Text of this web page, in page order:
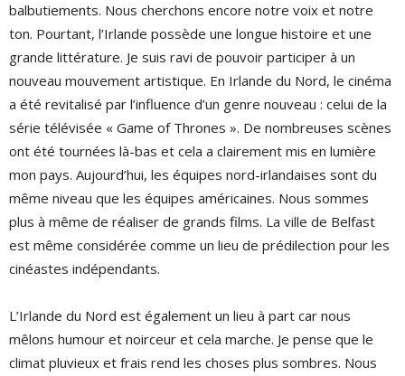
balbutiements. Nous cherchons encore notre voix et notre
ton. Pourtant, l’Irlande possède une longue histoire et une
grande littérature. Je suis ravi de pouvoir participer à un
nouveau mouvement artistique. En Irlande du Nord, le cinéma
a été revitalisé par l’influence d’un genre nouveau : celui de la
série télévisée « Game of Thrones ». De nombreuses scènes
ont été tournées là-bas et cela a clairement mis en lumière
mon pays. Aujourd’hui, les équipes nord-irlandaises sont du
même niveau que les équipes américaines. Nous sommes
plus à même de réaliser de grands films. La ville de Belfast
est même considérée comme un lieu de prédilection pour les
cinéastes indépendants.
L’Irlande du Nord est également un lieu à part car nous
mêlons humour et noirceur et cela marche. Je pense que le
climat pluvieux et frais rend les choses plus sombres. Nous